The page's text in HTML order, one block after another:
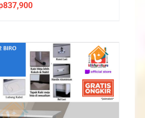
837,900Current
Rp837,900.